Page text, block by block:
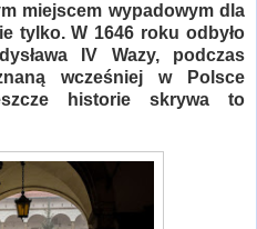
miejscem wypadowym dla
tylko. W 1646 roku odbyło
IV Wazy, podczas
wcześniej w Polsce
historie skrywa to